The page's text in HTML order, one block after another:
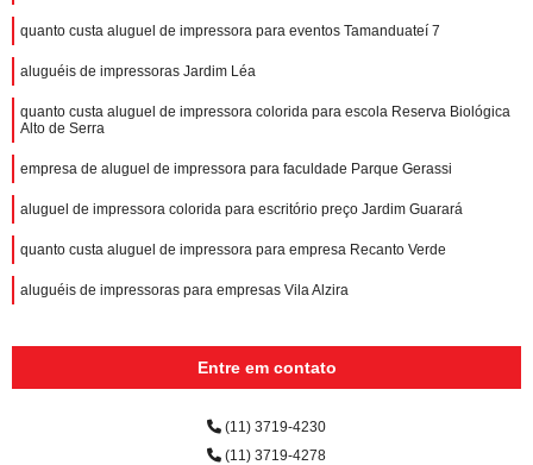
quanto custa aluguel de impressora para eventos Tamanduateí 7
aluguéis de impressoras Jardim Léa
quanto custa aluguel de impressora colorida para escola Reserva Biológica
Alto de Serra
empresa de aluguel de impressora para faculdade Parque Gerassi
aluguel de impressora colorida para escritório preço Jardim Guarará
quanto custa aluguel de impressora para empresa Recanto Verde
aluguéis de impressoras para empresas Vila Alzira
Entre em contato
(11) 3719-4230
(11) 3719-4278